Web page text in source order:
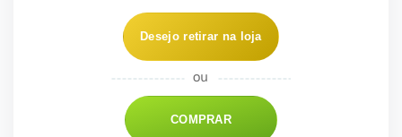
Desejo retirar na loja
COMPRAR